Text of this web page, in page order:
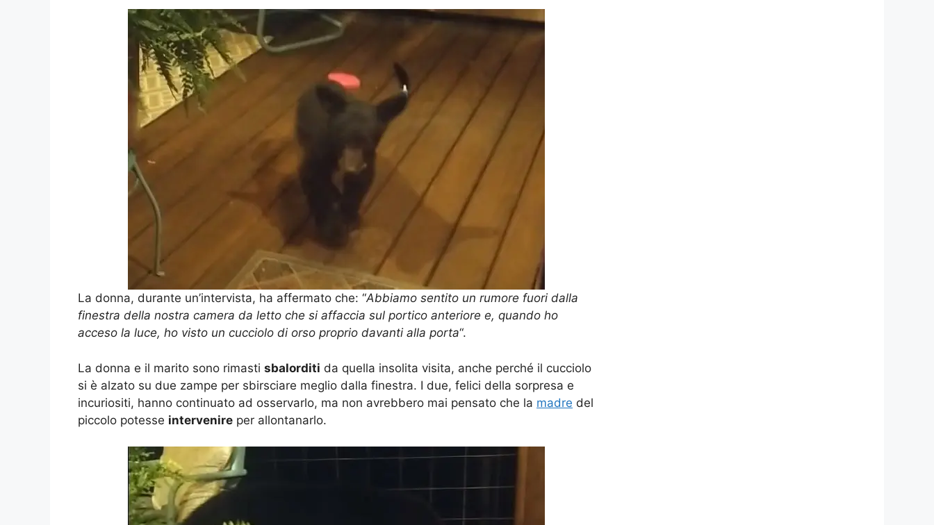
La donna, durante un’intervista, ha affermato che: “Abbiamo sentito un rumore fuori dalla
finestra della nostra camera da letto che si affaccia sul portico anteriore e, quando ho
acceso la luce, ho visto un cucciolo di orso proprio davanti alla porta“.
La donna e il marito sono rimasti sbalorditi da quella insolita visita, anche perché il cucciolo
si è alzato su due zampe per sbirsciare meglio dalla finestra. I due, felici della sorpresa e
incuriositi, hanno continuato ad osservarlo, ma non avrebbero mai pensato che la madre del
piccolo potesse intervenire per allontanarlo.